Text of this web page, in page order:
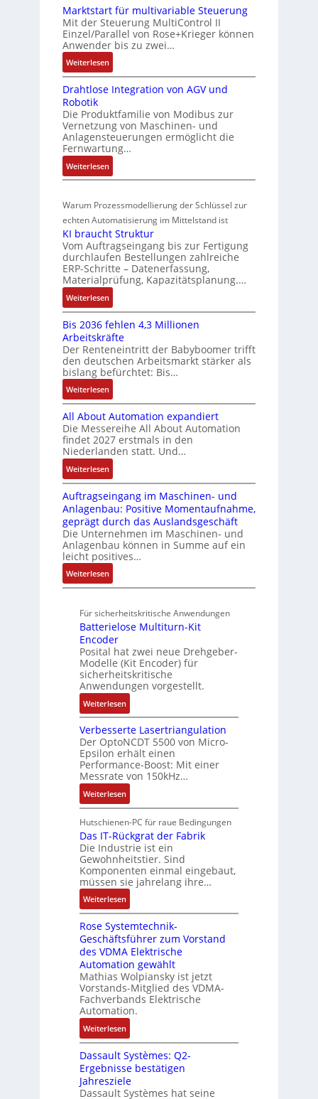
n
d
Z
u
t
a
n
d
s
r
a
c
h
u
e
r
t
o
s
t
i
s
e
s
s
u
n
g
n
d
Z
u
s
a
n
d
s
b
e
r
w
a
u
g
n
s
o
r
-
I
n
e
g
r
t
o
i
n
F
a
n
u
c
C
N
C
-
S
y
s
t
e
m
e
C
6
2
4
4
3
-
e
r
t
u
n
g
b
e
s
t
ä
t
i
g
t
R
e
i
f
e
g
r
a
d
M
L
3
f
s
i
c
h
e
r
e
E
n
t
w
i
c
k
l
u
n
g
Marktstart für multivariable Steuerung
Mit der Steuerung MultiControl II
Einzel/Parallel von Rose+Krieger können
Anwender bis zu zwei…
Weiterlesen:
M
a
k
t
s
t
a
r
f
ü
r
m
u
l
v
a
r
i
a
b
l
e
S
t
e
u
e
r
u
n
g
Drahtlose Integration von AGV und
Robotik
Die Produktfamilie von Modibus zur
Vernetzung von Maschinen- und
Anlagensteuerungen ermöglicht die
Fernwartung…
Weiterlesen:
D
a
h
t
l
o
s
e
I
n
t
e
g
r
a
t
i
o
n
v
o
n
G
V
u
n
d
R
o
o
t
i
k
Warum Prozessmodellierung der Schlüssel zur
echten Automatisierung im Mittelstand ist
KI braucht Struktur
Vom Auftragseingang bis zur Fertigung
durchlaufen Bestellungen zahlreiche
ERP-Schritte – Datenerfassung,
Materialprüfung, Kapazitätsplanung.…
Weiterlesen:
K
I
b
r
a
u
c
h
t
S
t
r
u
k
t
u
r
Bis 2036 fehlen 4,3 Millionen
Arbeitskräfte
Der Renteneintritt der Babyboomer trifft
den deutschen Arbeitsmarkt stärker als
bislang befürchtet: Bis…
Weiterlesen:
B
i
s
2
0
3
6
f
e
h
l
e
n
4
,
M
i
l
l
i
o
n
e
n
A
r
b
e
i
t
s
k
r
ä
f
t
e
All About Automation expandiert
Die Messereihe All About Automation
findet 2027 erstmals in den
Niederlanden statt. Und…
Weiterlesen:
A
l
l
A
b
o
u
t
A
t
o
m
a
t
i
x
p
a
n
d
i
e
r
t
Auftragseingang im Maschinen- und
Anlagenbau: Positive Momentaufnahme,
geprägt durch das Auslandsgeschäft
Die Unternehmen im Maschinen- und
Anlagenbau können in Summe auf ein
leicht positives…
Weiterlesen:
A
f
t
r
a
g
s
e
i
n
g
a
n
g
i
m
s
c
h
i
n
e
n
-
u
n
d
A
n
l
a
g
e
n
b
Für sicherheitskritische Anwendungen
Batterielose Multiturn-Kit
Encoder
Posital hat zwei neue Drehgeber-
Modelle (Kit Encoder) für
sicherheitskritische
Anwendungen vorgestellt.
Weiterlesen:
B
a
t
t
e
r
i
e
l
o
s
e
M
u
l
i
t
u
r
n
-
K
i
t
E
n
c
o
Verbesserte Lasertriangulation
Der OptoNCDT 5500 von Micro-
Epsilon erhält einen
Performance-Boost: Mit einer
Messrate von 150kHz…
Weiterlesen:
V
e
r
b
e
s
s
e
r
t
e
L
a
s
e
r
r
i
a
n
g
Hutschienen-PC für raue Bedingungen
Das IT-Rückgrat der Fabrik
Die Industrie ist ein
Gewohnheitstier. Sind
Komponenten einmal eingebaut,
müssen sie jahrelang ihre…
Weiterlesen:
D
a
s
I
T
-
R
ü
c
k
g
r
a
t
Rose Systemtechnik-
Geschäftsführer zum Vorstand
des VDMA Elektrische
Automation gewählt
Mathias Wolpiansky ist jetzt
Vorstands-Mitglied des VDMA-
Fachverbands Elektrische
Automation.
Weiterlesen:
R
o
s
e
S
Dassault Systèmes: Q2-
Ergebnisse bestätigen
Jahresziele
Dassault Systèmes hat seine